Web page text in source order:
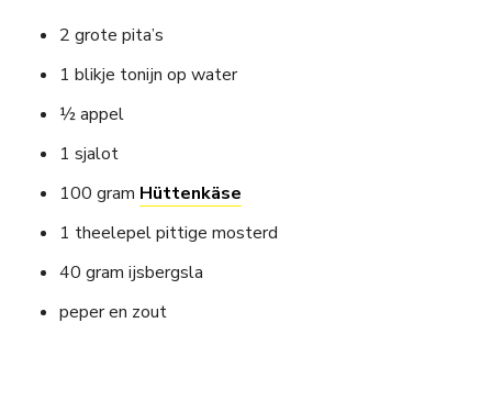
2 grote pita’s
1 blikje tonijn op water
½ appel
1 sjalot
100 gram Hüttenkäse
1 theelepel pittige mosterd
40 gram ijsbergsla
peper en zout